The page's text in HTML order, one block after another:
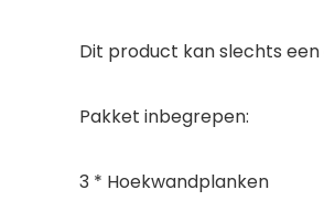
Dit product kan slechts
Pakket inbegrepen:
3 * Hoekwandplanken